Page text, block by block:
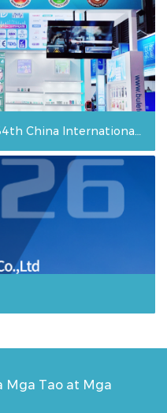
Nagsimula ang Bletedan sa 34th China International Fair for Investment and Trade (CIFIT)!
Mga Tao at Mga